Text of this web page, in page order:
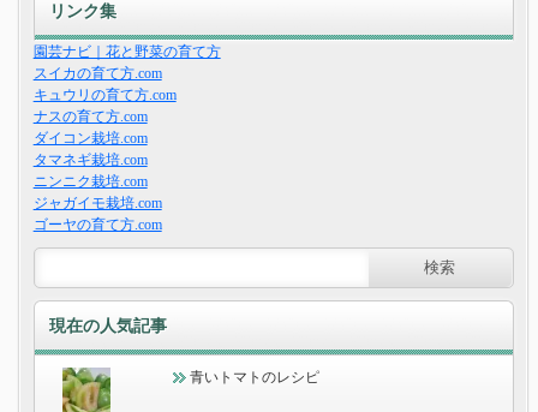
リンク集
園芸ナビ｜花と野菜の育て方
スイカの育て方.com
キュウリの育て方.com
ナスの育て方.com
ダイコン栽培.com
タマネギ栽培.com
ニンニク栽培.com
ジャガイモ栽培.com
ゴーヤの育て方.com
現在の人気記事
青いトマトのレシピ